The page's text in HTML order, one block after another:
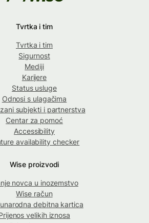
Tvrtka i tim
Tvrtka i tim
Sigurnost
Mediji
Karijere
Status usluge
Odnosi s ulagačima
subjekti i partnerstva
Centar za pomoć
Accessibility
availability checker
Wise proizvodi
novca u inozemstvo
Wise račun
debitna kartica
velikih iznosa